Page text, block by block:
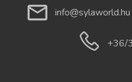
info@sylaworld.hu
+36/